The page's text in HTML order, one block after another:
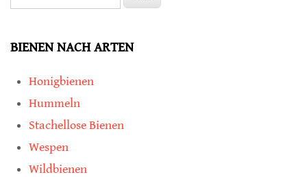
BIENEN NACH ARTEN
Honigbienen
Hummeln
Stachellose Bienen
Wespen
Wildbienen